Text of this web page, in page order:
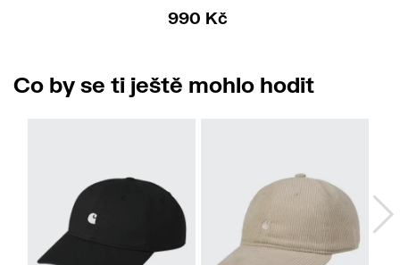
990 Kč
Co by se ti ještě mohlo hodit